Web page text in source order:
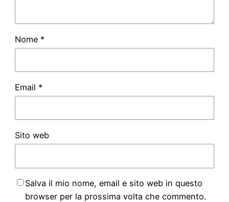
Nome *
Email *
Sito web
Salva il mio nome, email e sito web in questo
browser per la prossima volta che commento.